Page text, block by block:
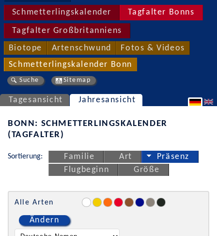
Schmetterlingskalender Tagfalter Bonns
Tagfalter Großbritanniens
Biotope Artenschwund Fotos & Videos
Schmetterlingskalender Bonn
Suche Sitemap
Tagesansicht Jahresansicht
BONN: SCHMETTERLINGSKALENDER
(TAGFALTER)
Sortierung: Familie Art
Präsenz
Flugbeginn
Größe
Alle Arten
Ändern